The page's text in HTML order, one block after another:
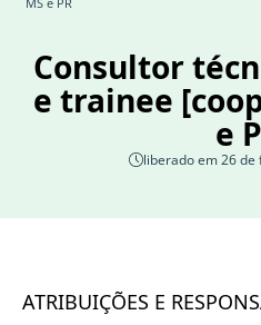
Consultor
e trainee
e
liberado em 26
ATRIBUIÇÕES E